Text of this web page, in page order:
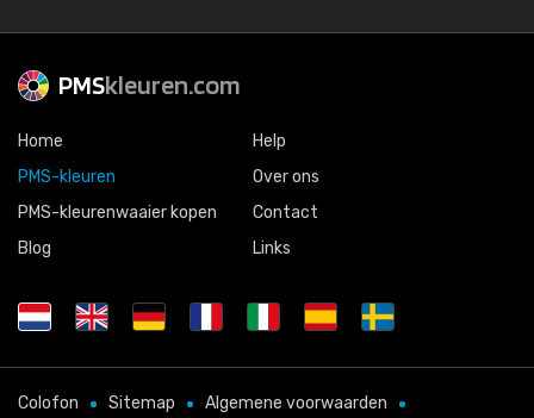
PMSkleuren.com
Home
PMS-kleuren
PMS-kleurenwaaier kopen
Blog
Help
Over ons
Contact
Links
Colofon Sitemap Algemene voorwaarden